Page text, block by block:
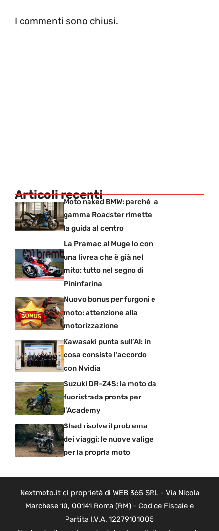
I commenti sono chiusi.
Articoli recentiMoto naked BMW: perché la
gamma Roadster rimette
la guida al centro
La Pramac al Mugello con
una livrea che è già nel
mito: tutto nel segno di
Pininfarina
Nuovo bonus per furgoni e
moto: attenzione alla
motorizzazione
Kawasaki punta sull’AI: in
cosa consiste l’accordo
con Nvidia
Suzuki DR-Z4S: la moto da
fuoristrada pronta per
l’Academy
Shad risolve il problema
dei viaggi: le nuove valige
per la propria moto
Nextmoto.it di proprietà di WEB 365 SRL - Via Nicola
Marchese 10, 00141 Roma (RM) - Codice Fiscale e
Partita I.V.A. 12279101005